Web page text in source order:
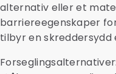
alternativ eller et
barriereegenskaper
tilbyr en skreddersydd